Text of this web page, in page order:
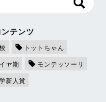
テンツ
トットちゃん
ヤ期
モンテッソーリ
新人賞